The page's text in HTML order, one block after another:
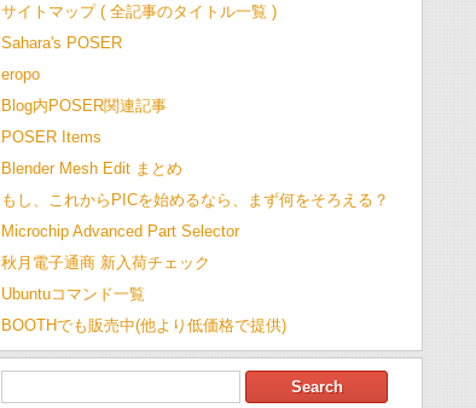
サイトマップ ( 全記事のタイトル一覧 )
Sahara's POSER
eropo
Blog内POSER関連記事
POSER Items
Blender Mesh Edit まとめ
もし、これからPICを始めるなら、まず何をそろえる？
Microchip Advanced Part Selector
秋月電子通商 新入荷チェック
Ubuntuコマンド一覧
BOOTHでも販売中(他より低価格で提供)